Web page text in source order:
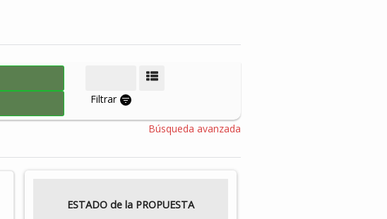
Filtrar
Búsqueda avanzada
ESTADO de la PROPUESTA